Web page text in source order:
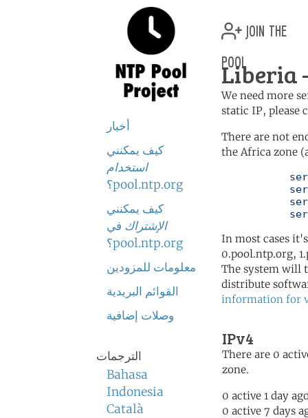
أخبار
كيف يمكنني
استخدام
pool.ntp.org؟
كيف يمكنني
الإشتراك في
pool.ntp.org؟
معلومات للمزودين
القوائم البريدية
وصلات إضافية
الترجمات
Bahasa
Indonesia
Català
join the
pool
Liberia
We need more
static IP, please
There are not
the Africa zone
In most cases
0.pool.ntp.org,
The system will
distribute
information for
IPv4
There are 0
zone.
0 active 1 day
0 active 7 days